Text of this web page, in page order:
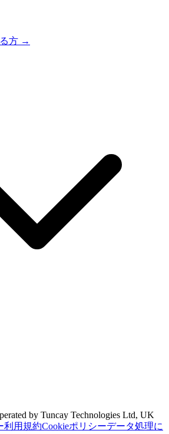
方 →
by Tuncay Technologies Ltd, UK
利用規約Cookieポリシーデータ処理に